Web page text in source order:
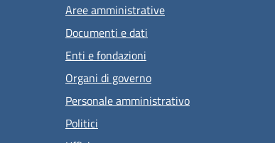
Aree amministrative
Documenti e dati
Enti e fondazioni
Organi di governo
Personale amministrativo
Politici